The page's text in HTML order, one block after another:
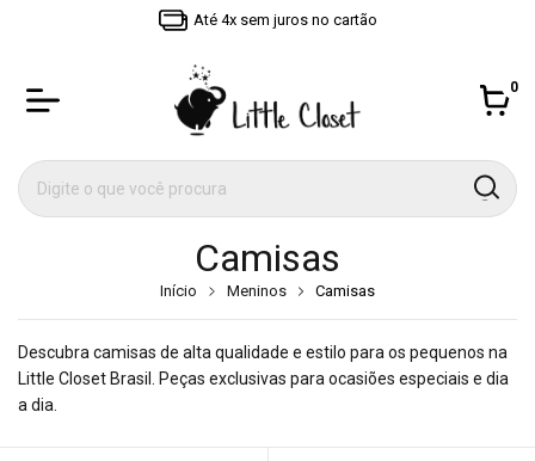
Até 4x sem juros no cartão
0
Camisas
Início Meninos Camisas
Descubra camisas de alta qualidade e estilo para os pequenos na
Little Closet Brasil. Peças exclusivas para ocasiões especiais e dia
a dia.